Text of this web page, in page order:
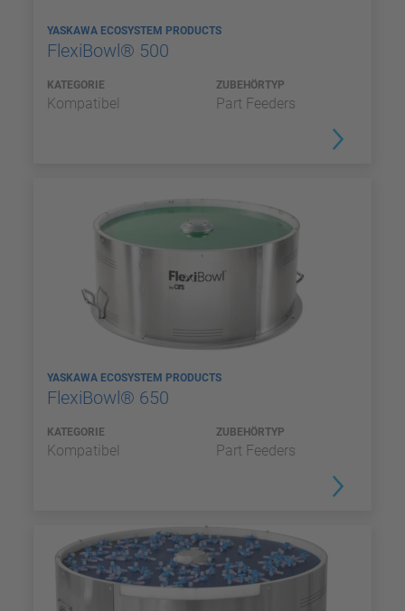
YASKAWA ECOSYSTEM PRODUCTS
FlexiBowl® 500
KATEGORIE
Kompatibel
ZUBEHÖRTYP
Part Feeders
YASKAWA ECOSYSTEM PRODUCTS
FlexiBowl® 650
KATEGORIE
Kompatibel
ZUBEHÖRTYP
Part Feeders